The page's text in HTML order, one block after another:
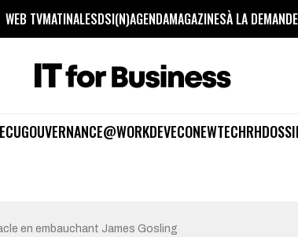
WEB TVMATINALESDSI(N)AGENDAMAGAZINESÀ LA DEMANDE
GOUVERNANCE@WORKDEVECONEWTECHRH
en embauchant James Gosling